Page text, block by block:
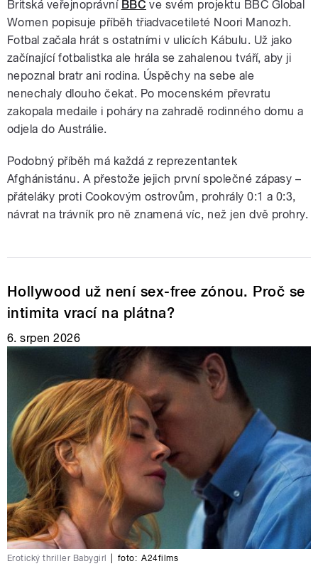
Britská veřejnoprávní BBC ve svém projektu BBC Global
Women popisuje příběh třiadvacetileté Noori Manozh.
Fotbal začala hrát s ostatními v ulicích Kábulu. Už jako
začínající fotbalistka ale hrála se zahalenou tváří, aby ji
nepoznal bratr ani rodina. Úspěchy na sebe ale
nenechaly dlouho čekat. Po mocenském převratu
zakopala medaile i poháry na zahradě rodinného domu a
odjela do Austrálie.
Podobný příběh má každá z reprezentantek
Afghánistánu. A přestože jejich první společné zápasy –
přáteláky proti Cookovým ostrovům, prohrály 0:1 a 0:3,
návrat na trávník pro ně znamená víc, než jen dvě prohry.
Hollywood už není sex-free zónou. Proč se
intimita vrací na plátna?
6. srpen 2026
Erotický thriller Babygirl foto: A24films